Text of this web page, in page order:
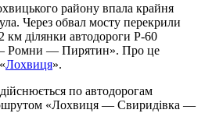
району впала крайня
Через обвал мосту перекрили
км ділянки автодороги Р-60
Ромни — Пирятин». Про це
Лохвиця».
по автодорогам
«Лохвиця — Свиридівка —